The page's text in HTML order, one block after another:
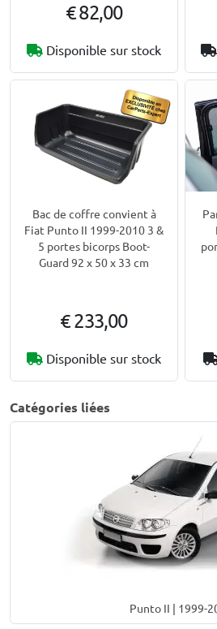
€ 82,00
Disponible sur stock
Bac de coffre convient à
Fiat Punto II 1999-2010 3 &
5 portes bicorps Boot-
Guard 92 x 50 x 33 cm
€ 233,00
Disponible sur stock
Catégories liées
Punto II | 1999-